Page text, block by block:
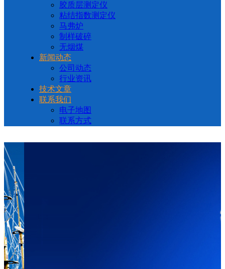
胶质层测定仪
粘结指数测定仪
马弗炉
制样破碎
无烟煤
新闻动态
公司动态
行业资讯
技术文章
联系我们
电子地图
联系方式